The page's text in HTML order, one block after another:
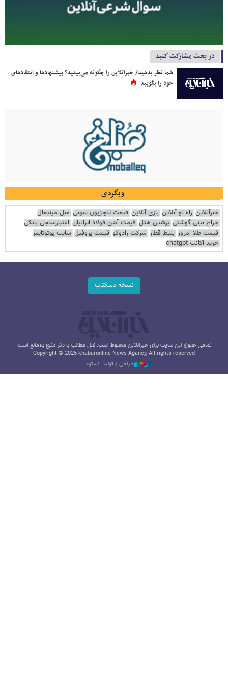
در بحث مشارکت کنید
شما نظر بدهید/ خبرآنلاین را چگونه می‌بینید؟ پیشنهادها و انتقادهای
خود را بگویید
وبگردی
خبرآنلاین راه نو آنلاین بازی آنلاین قیمت تلویزیون سونی مبل مینیمال
جراح بینی گوشتی پرشین هتل قیمت آهن فولاد ایرانیان اعتبارسنجی بانکی
قیمت طلا امروز بلیط قطار شرکت رادوکو قیمت پروفیل سایت یوتوتایمز
خرید اکانت chatgpt
نسخه دسکتاپ
تمامی حقوق این سایت برای خبرآنلاین محفوظ است. نقل مطالب با ذکر منبع بلامانع است.
Copyright © 2025 khabaronline News Agancy, All rights reserved
طراحی و تولید: نستوه